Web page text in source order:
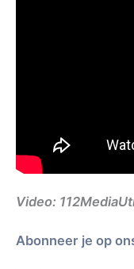
Video:
Abonneer je op